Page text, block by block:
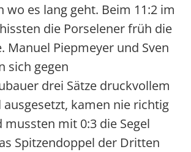
wo es lang geht. Beim 11:2 im
die Porselener früh die
Manuel Piepmeyer und Sven
sich gegen
drei Sätze druckvollem
kamen nie richtig
mussten mit 0:3 die Segel
Spitzendoppel der Dritten